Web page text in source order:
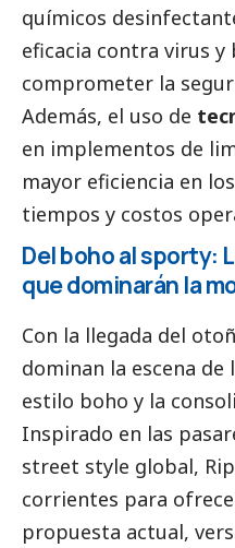
químicos
eficacia contra virus y
comprometer la
Además, el uso de
en implementos de
mayor eficiencia en
tiempos y costos
Del boho al sporty:
que dominarán la
Con la llegada del
dominan la escena de
estilo boho y la
Inspirado en las
street style global,
corrientes para
propuesta actual,